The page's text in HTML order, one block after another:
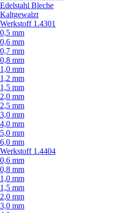
Edelstahl Bleche
Kaltgewalzt
Werkstoff 1.4301
0,5 mm
0,6 mm
0,7 mm
0,8 mm
1,0 mm
1,2 mm
1,5 mm
2,0 mm
2,5 mm
3,0 mm
4,0 mm
5,0 mm
6,0 mm
Werkstoff 1.4404
0,6 mm
0,8 mm
1,0 mm
1,5 mm
2,0 mm
3,0 mm